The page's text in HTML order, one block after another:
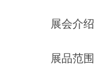
展会介绍
展品范围